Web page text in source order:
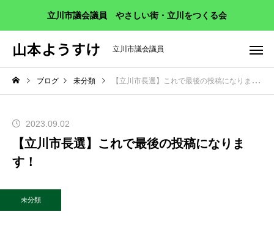
立川市議会議員 やさしい街・立川をつくる会
山本ようすけ 立川市議会議員
ブログ 未分類 【立川市長選】これで最後の投稿になります！
2023.09.02
【立川市長選】これで最後の投稿になりま
す！
未分類